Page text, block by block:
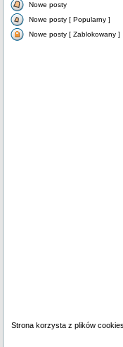
Nowe posty
Nowe posty [ Popularny ]
Nowe posty [ Zablokowany ]
Strona korzysta z plików